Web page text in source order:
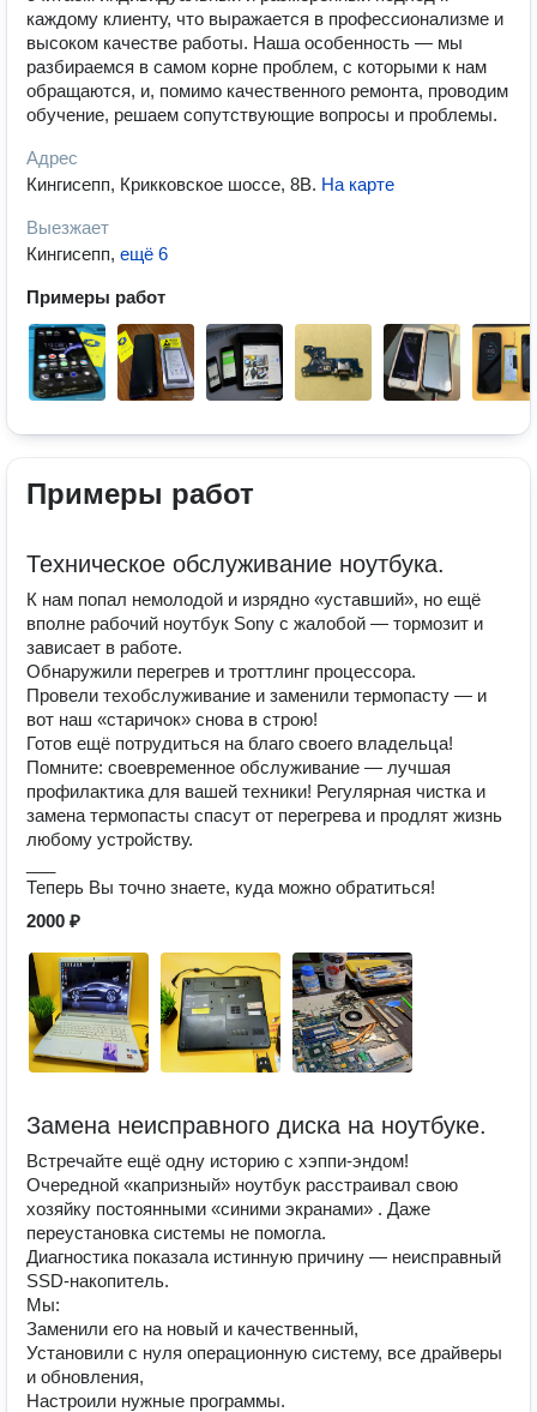
каждому клиенту, что выражается в профессионализме и
высоком качестве работы. Наша особенность — мы
разбираемся в самом корне проблем, с которыми к нам
обращаются, и, помимо качественного ремонта, проводим
обучение, решаем сопутствующие вопросы и проблемы.
Адрес
Кингисепп, Крикковское шоссе, 8В. На карте
Выезжает
Кингисепп, ещё 6
Примеры работ
Примеры работ
Техническое обслуживание ноутбука.
К нам попал немолодой и изрядно «уставший», но ещё
вполне рабочий ноутбук Sony с жалобой — тормозит и
зависает в работе.
Обнаружили перегрев и троттлинг процессора.
Провели техобслуживание и заменили термопасту — и
вот наш «старичок» снова в строю!
Готов ещё потрудиться на благо своего владельца!
Помните: своевременное обслуживание — лучшая
профилактика для вашей техники! Регулярная чистка и
замена термопасты спасут от перегрева и продлят жизнь
любому устройству.
Теперь Вы точно знаете, куда можно обратиться!
2000 ₽
Замена неисправного диска на ноутбуке.
Встречайте ещё одну историю с хэппи-эндом!
Очередной «капризный» ноутбук расстраивал свою
хозяйку постоянными «синими экранами» . Даже
переустановка системы не помогла.
Диагностика показала истинную причину — неисправный
SSD-накопитель.
Мы:
Заменили его на новый и качественный,
Установили с нуля операционную систему, все драйверы
и обновления,
Настроили нужные программы.